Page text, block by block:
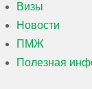
Визы
Новости
ПМЖ
Полезная